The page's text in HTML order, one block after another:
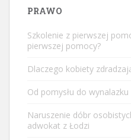
PRAWO
Szkolenie z pierwszej
pierwszej pomocy?
Dlaczego kobiety
Od pomysłu do wynalazku
Naruszenie dóbr
adwokat z Łodzi